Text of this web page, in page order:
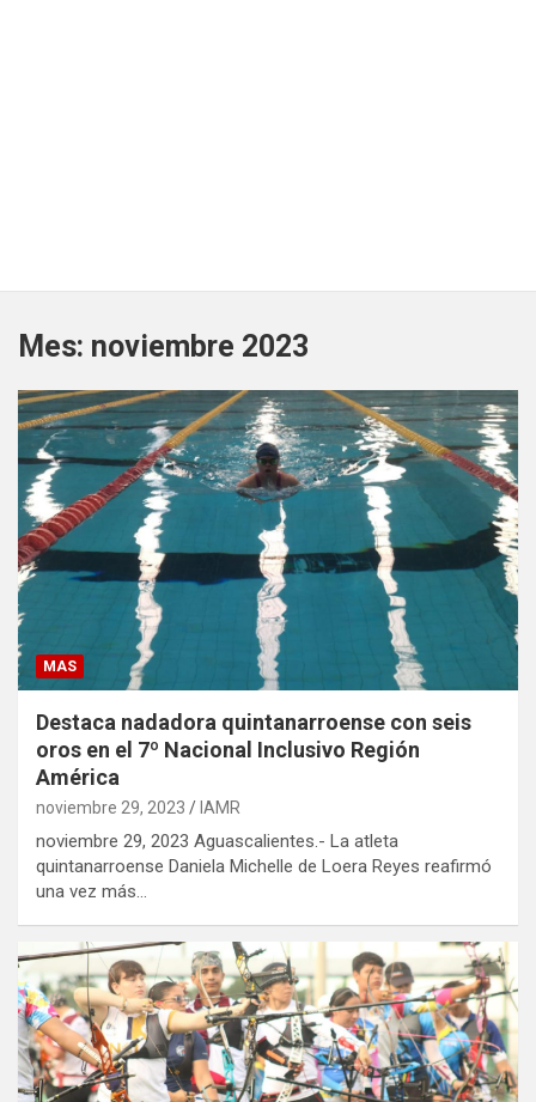
Mes: noviembre 2023
MAS
Destaca nadadora quintanarroense con seis
oros en el 7º Nacional Inclusivo Región
América
noviembre 29, 2023 IAMR
noviembre 29, 2023 Aguascalientes.- La atleta
quintanarroense Daniela Michelle de Loera Reyes reafirmó
una vez más…